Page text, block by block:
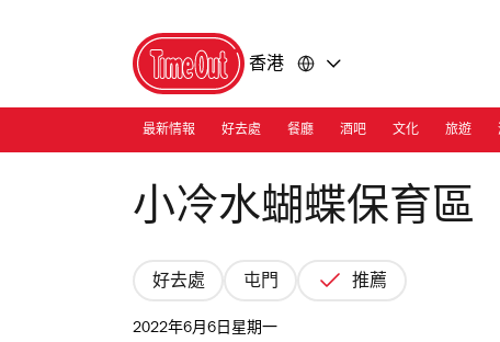
香港
最新情報 好去處 餐廳 酒吧 文化 旅遊
小冷水蝴蝶保育區
好去處 屯門 推薦
2022年6月6日星期一